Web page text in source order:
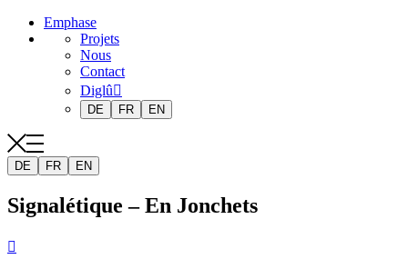
Emphase
Projets
Nous
Contact
Diglû
DE FR EN
DE FR EN
Signalétique – En Jonchets
